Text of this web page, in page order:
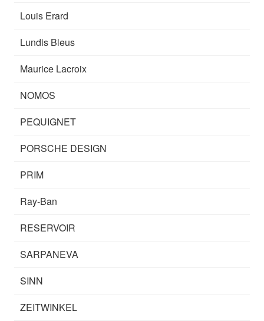
Louis Erard
Lundis Bleus
Maurice Lacroix
NOMOS
PEQUIGNET
PORSCHE DESIGN
PRIM
Ray-Ban
RESERVOIR
SARPANEVA
SINN
ZEITWINKEL